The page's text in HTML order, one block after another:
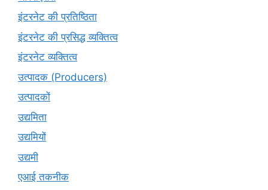
इंटरनेट की प्रतिष्ठिता
इंटरनेट की प्रसिद्ध व्यक्तित्व
इंटरनेट व्यक्तित्व
उत्पादक (Producers)
उत्पादकों
उद्यमिता
उद्यमियों
उद्यमी
एआई तकनीक